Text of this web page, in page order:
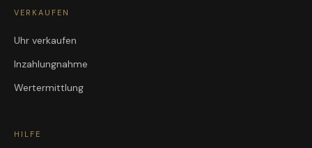
VERKAUFEN
Uhr verkaufen
Inzahlungnahme
Wertermittlung
HILFE